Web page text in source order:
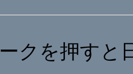
クを押すと